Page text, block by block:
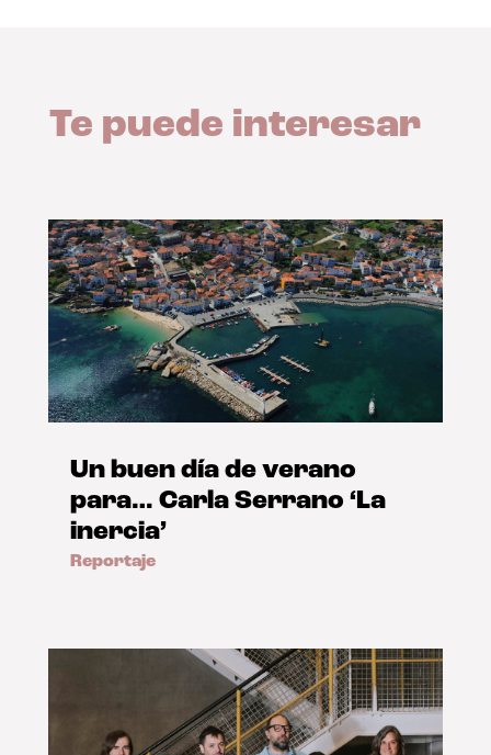
Te puede interesar
Un buen día de verano
para… Carla Serrano ‘La
inercia’
Reportaje